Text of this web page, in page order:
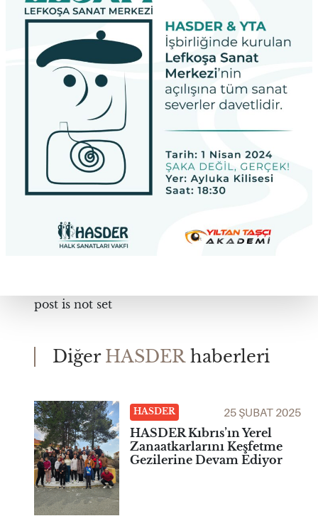
post is not set
Diğer HASDERhaberleri
HASDER
25 ŞUBAT 2025
HASDER Kıbrıs’ın Yerel
Zanaatkarlarını Keşfetme
Gezilerine Devam Ediyor